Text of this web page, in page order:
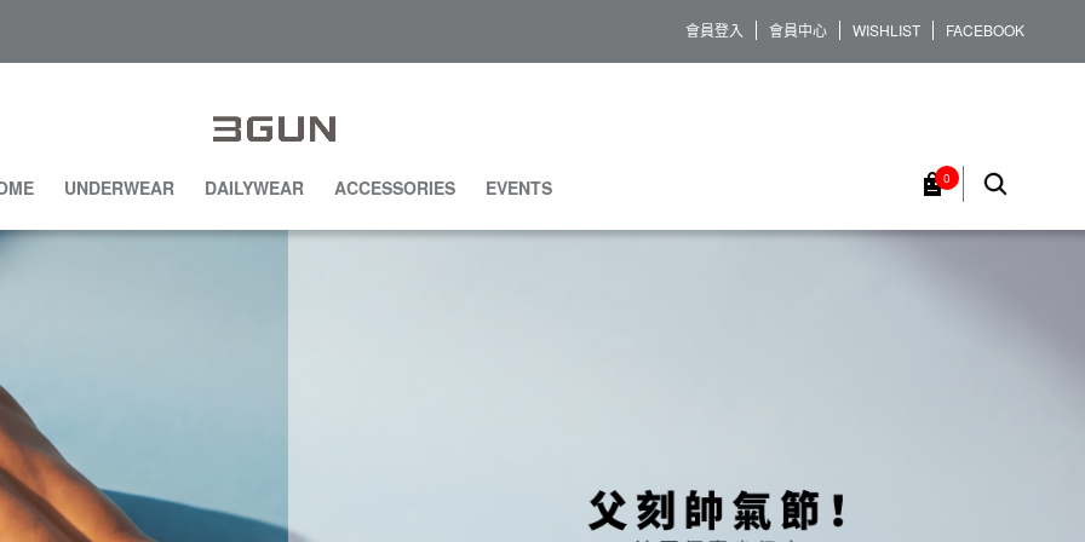
會員登入 會員中心 WISHLIST FACEBOOK
UNDERWEAR DAILYWEAR ACCESSORIES EVENTS 0